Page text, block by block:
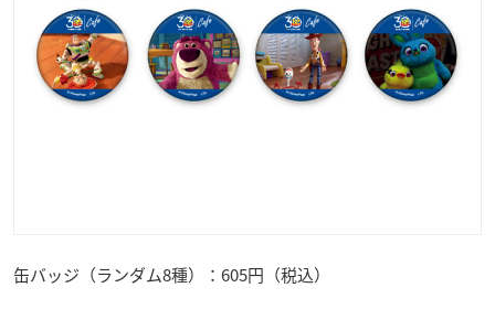
缶バッジ（ランダム8種）：605円（税込）